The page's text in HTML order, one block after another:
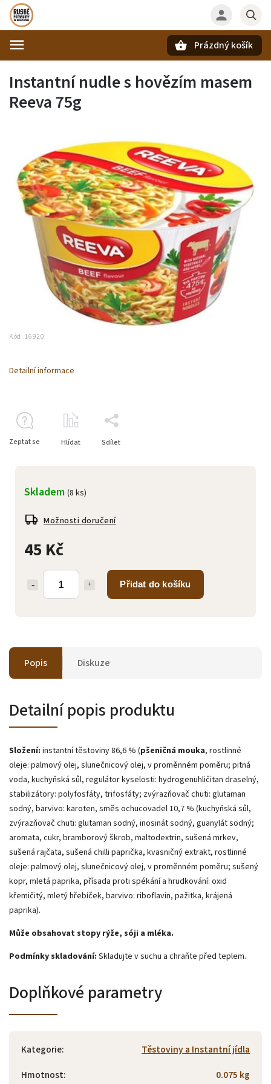
Prázdný košík
Instantní nudle s hovězím masem
Reeva 75g
Kód: 16920
45 Kč
Přidat do košíku
Skladem (8 ks)
Možnosti doručení
Detailní informace
Zeptat se Hlídat Sdílet
Popis Diskuze
Detailní popis produktu
Složení: instantní těstoviny 86,6 % (pšeničná mouka, rostlinné
oleje: palmový olej, slunečnicový olej, v proměnném poměru; pitná
voda, kuchyňská sůl, regulátor kyselosti: hydrogenuhličitan draselný,
stabilizátory: polyfosfáty, trifosfáty; zvýrazňovač chuti: glutaman
sodný, barvivo: karoten, směs ochucovadel 10,7 % (kuchyňská sůl,
zvýrazňovač chuti: glutaman sodný, inosinát sodný, guanylát sodný;
aromata, cukr, bramborový škrob, maltodextrin, sušená mrkev,
sušená rajčata, sušená chilli paprička, kvasničný extrakt, rostlinné
oleje: palmový olej, slunečnicový olej, v proměnném poměru; sušený
kopr, mletá paprika, přísada proti spékání a hrudkování: oxid
křemičitý, mletý hřebíček, barvivo: riboflavin, pažitka, krájená
paprika).
Může obsahovat stopy rýže, sóji a mléka.
Podmínky skladování: Skladujte v suchu a chraňte před teplem.
Doplňkové parametry
Kategorie:
Těstoviny a Instantní jídla
Hmotnost: 0.075 kg